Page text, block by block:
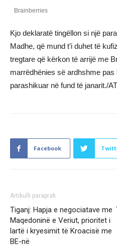
Kjo deklaratë tingëllon si një
Madhe, që mund t’i duhet të
tregtare që kërkon të arrijë me
marrëdhënies së ardhshme
parashikuar në fund të janarit./
Facebook
Artikulli paraprak
Tiganj: Hapja e negociatave me
Maqedoninë e Veriut, prioritet i
lartë i kryesimit të Kroacisë me
BE-në